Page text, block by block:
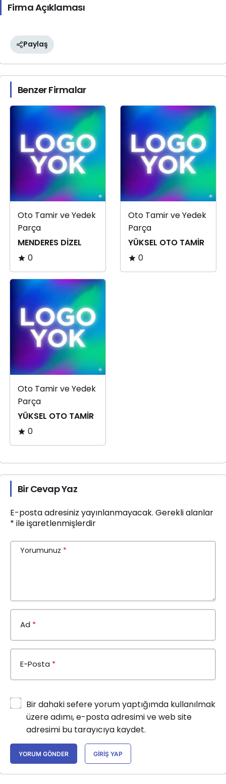
Firma Açıklaması
Paylaş
Benzer Firmalar
Oto Tamir ve Yedek
Parça
MENDERES DİZEL
0
Oto Tamir ve Yedek
Parça
YÜKSEL OTO TAMİR
0
Oto Tamir ve Yedek
Parça
YÜKSEL OTO TAMİR
0
Bir Cevap Yaz
E-posta adresiniz yayınlanmayacak. Gerekli alanlar
* ile işaretlenmişlerdir
Yorumunuz *
Ad *
E-Posta *
Bir dahaki sefere yorum yaptığımda kullanılmak
üzere adımı, e-posta adresimi ve web site
adresimi bu tarayıcıya kaydet.
YORUM GÖNDER GIRIŞ YAP